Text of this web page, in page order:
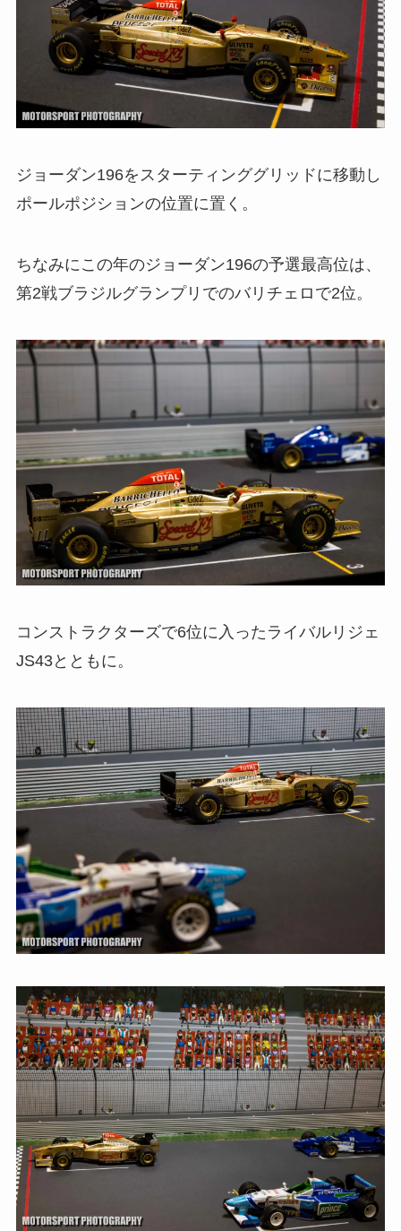
ジョーダン196をスターティンググリッドに移動し
ポールポジションの位置に置く。
ちなみにこの年のジョーダン196の予選最高位は、
第2戦ブラジルグランプリでのバリチェロで2位。
コンストラクターズで6位に入ったライバルリジェ
JS43とともに。